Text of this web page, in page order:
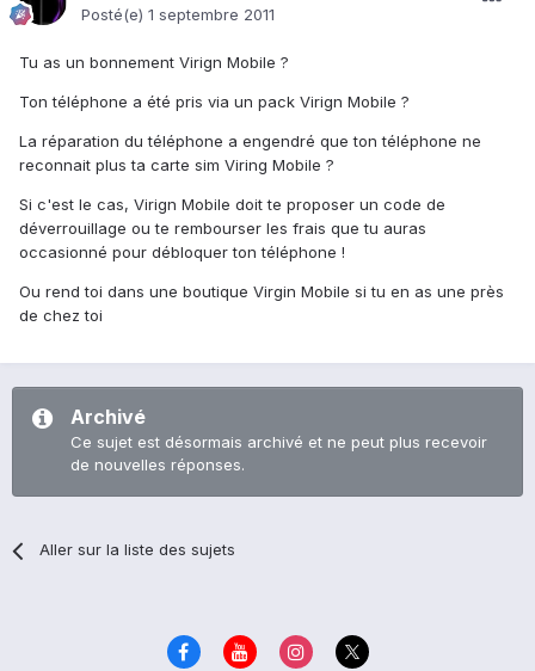
Posté(e) 1 septembre 2011
Tu as un bonnement Virign Mobile ?
Ton téléphone a été pris via un pack Virign Mobile ?
La réparation du téléphone a engendré que ton téléphone ne
reconnait plus ta carte sim Viring Mobile ?
Si c'est le cas, Virign Mobile doit te proposer un code de
déverrouillage ou te rembourser les frais que tu auras
occasionné pour débloquer ton téléphone !
Ou rend toi dans une boutique Virgin Mobile si tu en as une près
de chez toi
Archivé
Ce sujet est désormais archivé et ne peut plus recevoir
de nouvelles réponses.
Aller sur la liste des sujets